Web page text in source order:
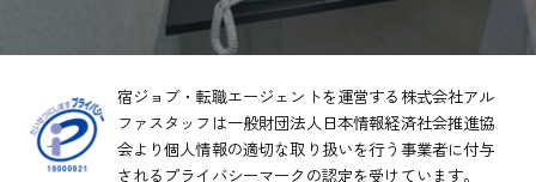
宿ジョブ・転職エージェントを運営する株式会社アル
ファスタッフは一般財団法人日本情報経済社会推進協
会より個人情報の適切な取り扱いを行う事業者に付与
されるプライバシーマークの認定を受けています。